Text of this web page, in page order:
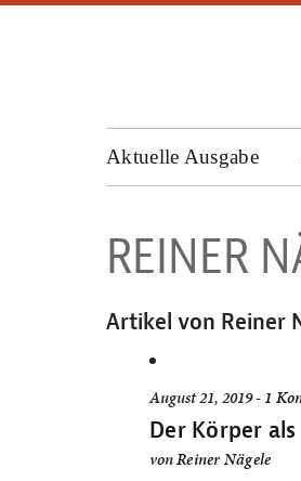
Aktuelle Ausgabe
REINER
Artikel von Reiner
August 21, 2019 - 1
Der Körper
vonReiner Nägele